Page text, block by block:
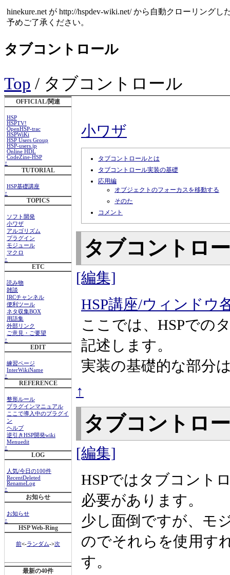
hinekure.net が http://hspdev-wiki.net/ から自動クローリング
予めご了承ください。
タブコントロール
Top / タブコントロール
OFFICIAL/関連
HSP
HSPTV!
OpenHSP-trac
HSPWiKi
HSP Users Group
HSP-users.jp
Online HDL
CodeZine-HSP
↑
TUTORIAL
HSP基礎講座
↑
TOPICS
ソフト開発
小ワザ
アルゴリズム
プラグイン
モジュール
マクロ
↑
ETC
読み物
雑談
IRCチャンネル
便利ツール
ネタ収集BOX
用語集
外部リンク
ご意見・ご要望
↑
EDIT
練習ページ
InterWikiName
↑
REFERENCE
整形ルール
プラグインマニュアル
ここで導入中のプラグイ
ン
ヘルプ
逆引きHSP開発wiki
Menuedit
↑
LOG
人気/今日の100件
RecentDeleted
RenameLog
↑
お知らせ
お知らせ
↑
HSP Web-Ring
前<-ランダム->次
最新の40件
小ワザ
タブコントロールとは
タブコントロール実装の基礎
応用編
オブジェクトのフォーカスを移動する
そのた
コメント
タブコントロ
[編集]
HSP講座/ウィンドウ
ここでは、HSPでの
記述します。
実装の基礎的な部分
↑
タブコントロ
[編集]
HSPではタブコント
必要があります。
少し面倒ですが、モ
のでそれらを使用す
す。